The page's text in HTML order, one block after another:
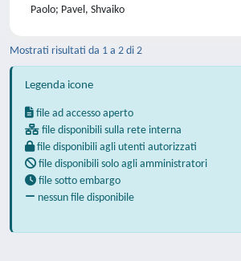
Paolo; Pavel, Shvaiko
Mostrati risultati da 1 a 2 di 2
Legenda icone
file ad accesso aperto
file disponibili sulla rete interna
file disponibili agli utenti autorizzati
file disponibili solo agli amministratori
file sotto embargo
nessun file disponibile